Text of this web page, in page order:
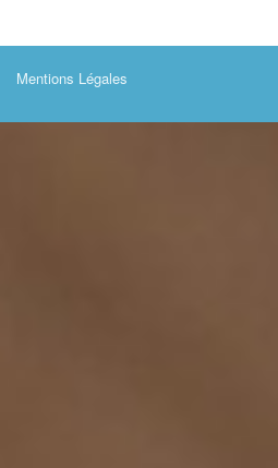
Mentions Légales